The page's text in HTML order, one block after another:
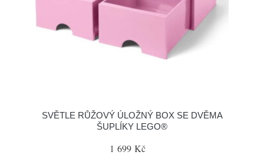
SVĚTLE RŮŽOVÝ ÚLOŽNÝ BOX SE DVĚMA
ŠUPLÍKY LEGO®
1 699 Kč